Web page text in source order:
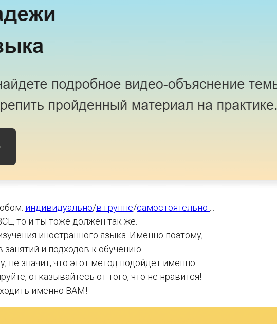
индивидуально/в группе/самостоятельно
то и ты тоже должен так же.
иностранного языка. Именно поэтому,
и подходов к обучению.
не значит, что этот метод подойдет именно
отказывайтесь от того, что не нравится!
именно ВАМ!